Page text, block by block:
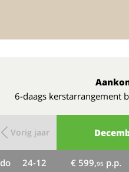
6-daags kerstarrangement
Vorig jaar
do 24-12 € 599,95 p.p.